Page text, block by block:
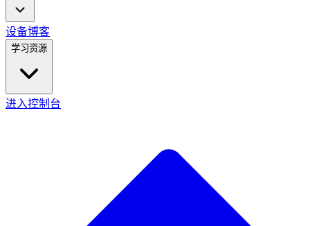
设备博客
学习资源
进入控制台